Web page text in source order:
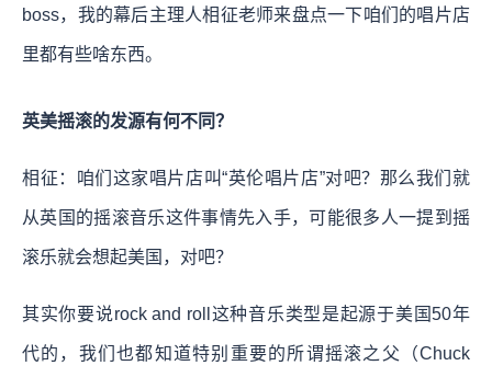
boss，我的幕后主理人相征老师来盘点一下咱们的唱片店
里都有些啥东西。
英美摇滚的发源有何不同？
相征：咱们这家唱片店叫“英伦唱片店”对吧？那么我们就
从英国的摇滚音乐这件事情先入手，可能很多人一提到摇
滚乐就会想起美国，对吧？
其实你要说rock and roll这种音乐类型是起源于美国50年
代的，我们也都知道特别重要的所谓摇滚之父（Chuck